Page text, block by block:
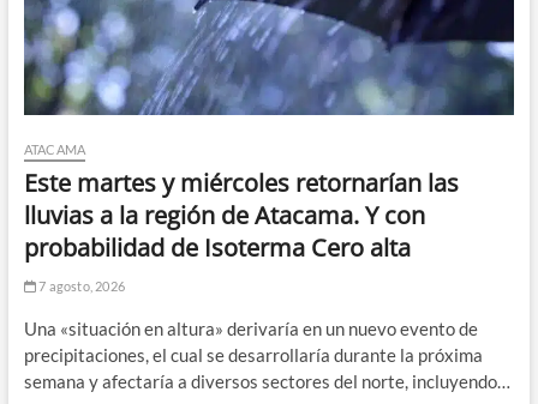
ATACAMA
Este martes y miércoles retornarían las
lluvias a la región de Atacama. Y con
probabilidad de Isoterma Cero alta
7 agosto, 2026
Una «situación en altura» derivaría en un nuevo evento de
precipitaciones, el cual se desarrollaría durante la próxima
semana y afectaría a diversos sectores del norte, incluyendo…